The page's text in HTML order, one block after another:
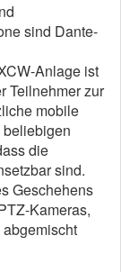
sind Dante-
Anlage ist
Teilnehmer zur
mobile
die
sind.
Geschehens
Kameras,